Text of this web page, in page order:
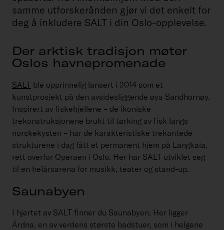
samme utforskerånden gjør vi det enkelt for
deg å inkludere SALT i din Oslo-opplevelse.
Der arktisk tradisjon møter
Oslos havnepromenade
SALT ble opprinnelig lansert i 2014 som et
kunstprosjekt på den avsidesliggende øya Sandhornøy.
Inspirert av fiskehjellene – de ikoniske
trekonstruksjonene brukt til tørking av fisk langs
norskekysten – har de karakteristiske trekantede
strukturene i dag fått et permanent hjem på Langkaia,
rett overfor Operaen i Oslo. Her har SALT utviklet seg
til en helårsarena for musikk, teater og stand-up.
Saunabyen
I hjertet av SALT finner du Saunabyen. Her ligger
Árdna, en av verdens største badstuer, som i helgene